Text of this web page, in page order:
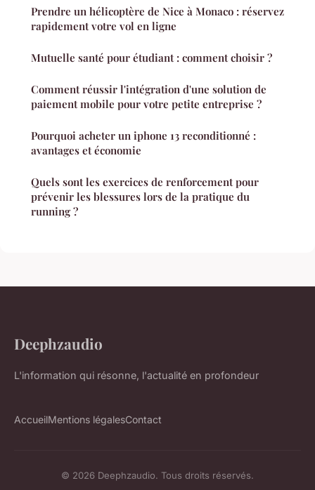
Prendre un hélicoptère de Nice à Monaco : réservez
rapidement votre vol en ligne
Mutuelle santé pour étudiant : comment choisir ?
Comment réussir l'intégration d'une solution de
paiement mobile pour votre petite entreprise ?
Pourquoi acheter un iphone 13 reconditionné :
avantages et économie
Quels sont les exercices de renforcement pour
prévenir les blessures lors de la pratique du
running ?
Deephzaudio
L'information qui résonne, l'actualité en profondeur
AccueilMentions légalesContact
© 2026 Deephzaudio. Tous droits réservés.